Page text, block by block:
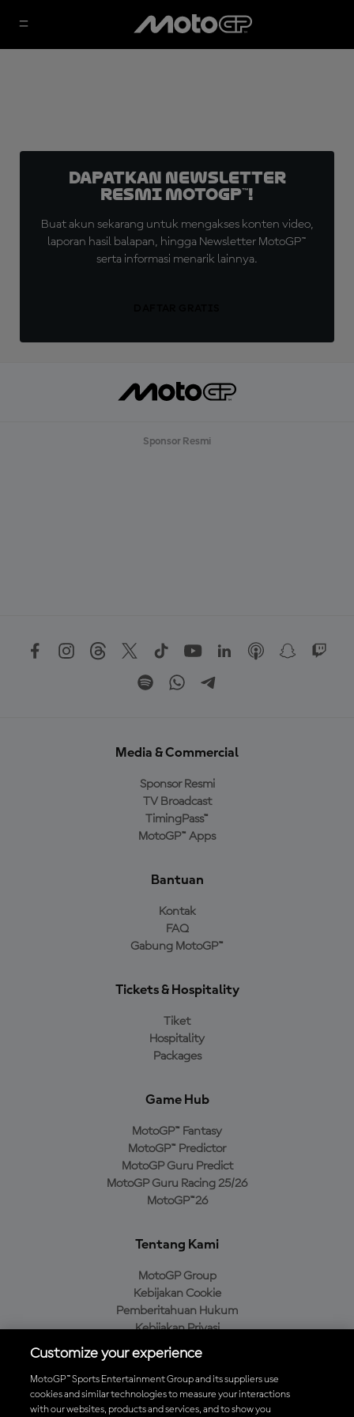
Dapatkan Newsletter
Resmi MotoGP™!
Buat akun sekarang untuk mengakses konten video,
laporan hasil balapan, hingga Newsletter MotoGP™
serta informasi menarik lainnya.
Sponsor Resmi
Media & Commercial
Sponsor Resmi
TV Broadcast
TimingPass™
MotoGP™ Apps
Bantuan
Kontak
FAQ
Gabung MotoGP™
Tickets & Hospitality
Tiket
Hospitality
Packages
Game Hub
MotoGP™ Fantasy
MotoGP™ Predictor
MotoGP Guru Predict
MotoGP Guru Racing 25/26
MotoGP™26
Tentang Kami
MotoGP Group
Kebijakan Cookie
Pemberitahuan Hukum
Kebijakan Privasi
Kebijakan Pembelian
Unduh Aplikasi Resmi MotoGP™
Customize your experience
MotoGP™ Sports Entertainment Group and its suppliers use
cookies and similar technologies to measure your interactions
with our websites, products and services, and to show you